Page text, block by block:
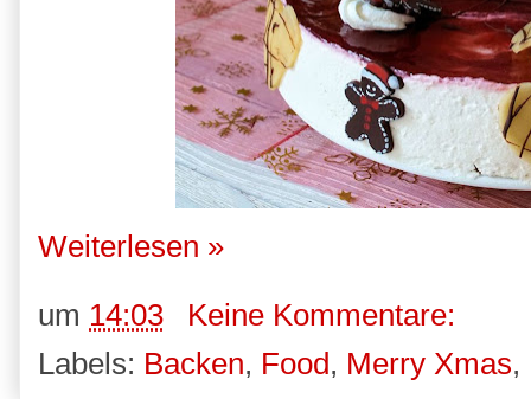
Weiterlesen »
um 14:03
Keine Kommentare:
Labels: Backen, Food, Merry Xmas,